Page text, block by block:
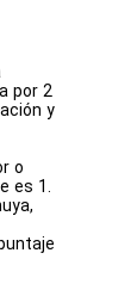
por 2
y
o
es 1.